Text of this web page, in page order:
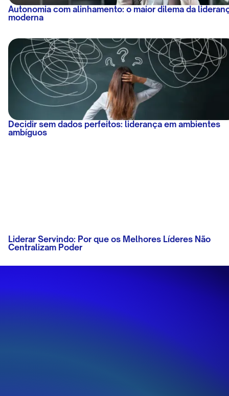
Autonomia com alinhamento: o maior dilema da
moderna
Decidir sem dados perfeitos: liderança em ambientes
ambíguos
Liderar Servindo: Por que os Melhores Líderes Não
Centralizam Poder